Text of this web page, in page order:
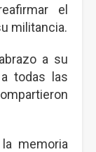
el
militancia.
a su
todas las
memoria